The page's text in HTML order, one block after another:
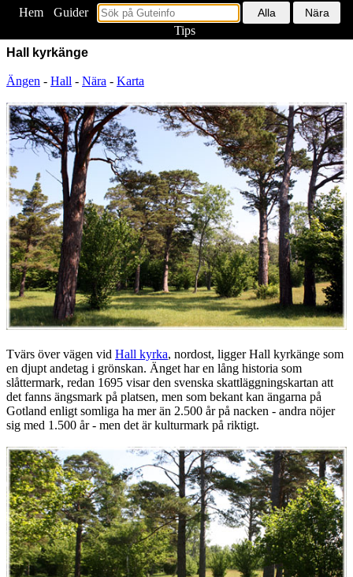
Hem
Guider
Tips
Hall kyrkänge
Ängen - Hall - Nära - Karta
Tvärs över vägen vid Hall kyrka, nordost, ligger Hall kyrkänge som
en djupt andetag i grönskan. Änget har en lång historia som
slåttermark, redan 1695 visar den svenska skattläggningskartan att
det fanns ängsmark på platsen, men som bekant kan ängarna på
Gotland enligt somliga ha mer än 2.500 år på nacken - andra nöjer
sig med 1.500 år - men det är kulturmark på riktigt.